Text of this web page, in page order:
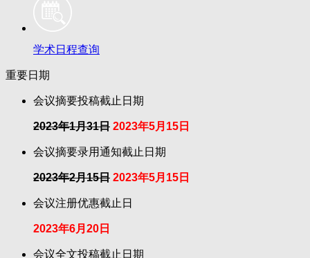
学术日程查询
重要日期
会议摘要投稿截止日期
2023年1月31日 2023年5月15日
会议摘要录用通知截止日期
2023年2月15日 2023年5月15日
会议注册优惠截止日
2023年6月20日
会议全文投稿截止日期